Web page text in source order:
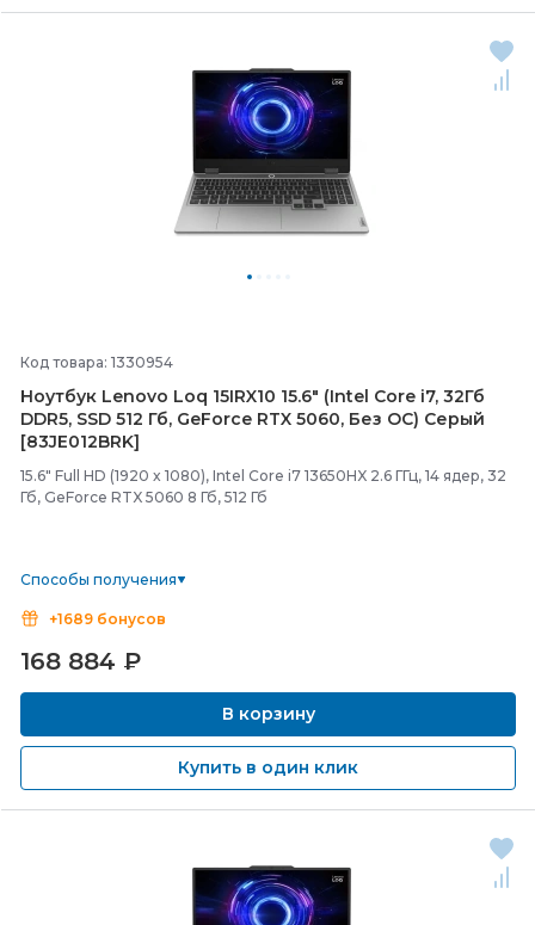
Код товара: 1330954
Ноутбук Lenovo Loq 15IRX10 15.6" (Intel Core i7, 32Гб
DDR5, SSD 512 Гб, GeForce RTX 5060, Без ОС) Серый
[83JE012BRK]
15.6" Full HD (1920 x 1080), Intel Core i7 13650HX 2.6 ГГц, 14 ядер, 32
Гб, GeForce RTX 5060 8 Гб, 512 Гб
Способы получения
+1689 бонусов
168 884 ₽
В корзину
Купить в один клик